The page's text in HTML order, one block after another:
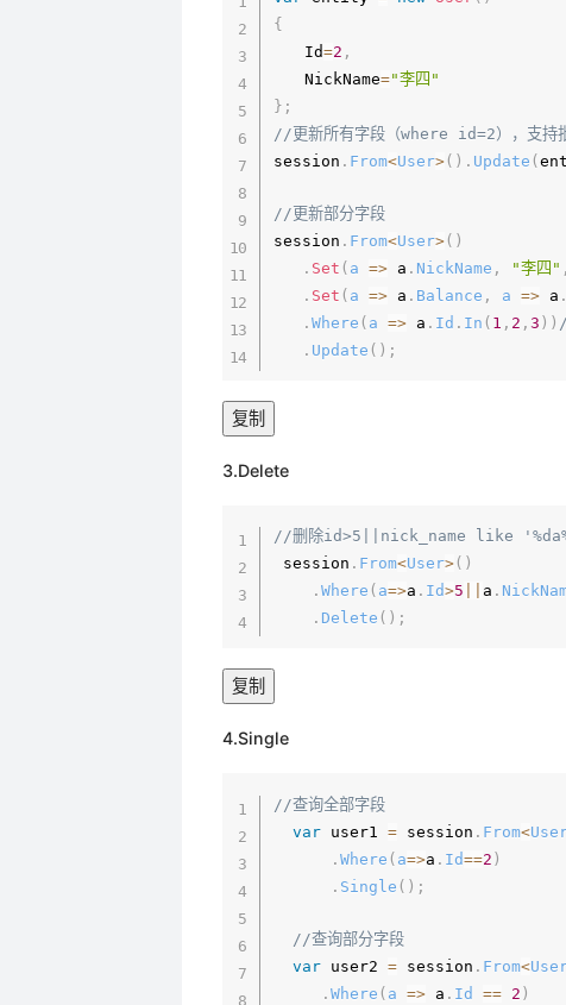
{
Id=2 ,
NickName="李四"
} ;
//更新所有字段（where id=2），支持
session . From<User>( ) . Update (
//更新部分字段
session . From<User>( )
. Set ( a => a . NickName , "李四" ,
. Set ( a => a . Balance , a => a .
. Where ( a => a . Id . In ( 1 , 2 , 3 ) )
. Update ( ) ;
复制
3.Delete
//删除id>5||nick_name like
session . From<User>( )
. Where ( a=>a . Id>5 a .
. Delete ( ) ;
复制
4.Single
//查询全部字段
var user1 = session . From<
. Where ( a=>a . Id==2 )
. Single ( ) ;
//查询部分字段
var user2 = session . From<
. Where ( a => a . Id == 2 )